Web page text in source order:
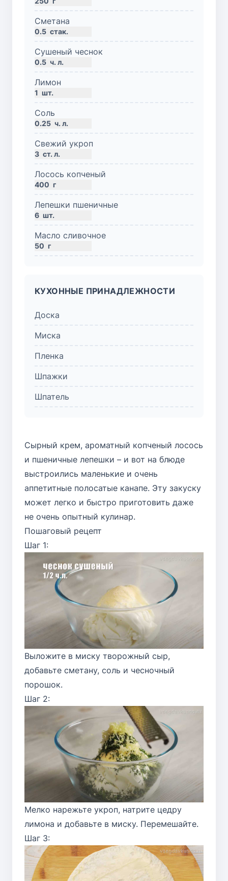
Сметана
0.5 стак.
Сушеный чеснок
0.5 ч. л.
Лимон
1 шт.
Соль
0.25 ч. л.
Свежий укроп
3 ст. л.
Лосось копченый
400 г
Лепешки пшеничные
6 шт.
Масло сливочное
50 г
КУХОННЫЕ ПРИНАДЛЕЖНОСТИ
Доска
Миска
Пленка
Шпажки
Шпатель
Сырный крем, ароматный копченый лосось
и пшеничные лепешки – и вот на блюде
выстроились маленькие и очень
аппетитные полосатые канапе. Эту закуску
может легко и быстро приготовить даже
не очень опытный кулинар.
Пошаговый рецепт
Шаг 1:
Выложите в миску творожный сыр,
добавьте сметану, соль и чесночный
порошок.
Шаг 2:
Мелко нарежьте укроп, натрите цедру
лимона и добавьте в миску. Перемешайте.
Шаг 3: